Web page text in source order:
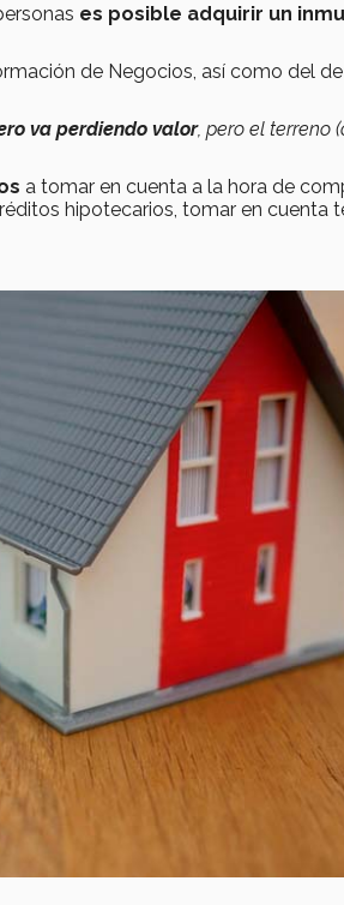
es posible adquirir un
de Negocios, así como del
va perdiendo valor, pero el terreno
a tomar en cuenta a la hora de
hipotecarios, tomar en cuenta